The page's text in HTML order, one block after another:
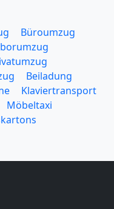
Büroumzug
Beiladung
Klaviertransport
Möbeltaxi